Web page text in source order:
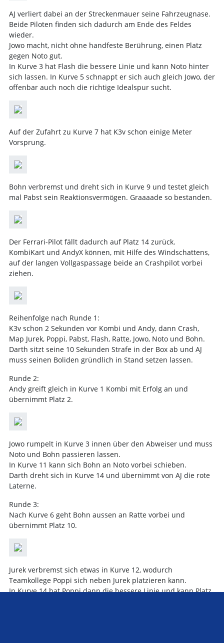
AJ verliert dabei an der Streckenmauer seine Fahrzeugnase.
Beide Piloten finden sich dadurch am Ende des Feldes
wieder.
Jowo macht, nicht ohne handfeste Berührung, einen Platz
gegen Noto gut.
In Kurve 3 hat Flash die bessere Linie und kann Noto hinter
sich lassen. In Kurve 5 schnappt er sich auch gleich Jowo, der
offenbar auch noch die richtige Idealspur sucht.
Auf der Zufahrt zu Kurve 7 hat K3v schon einige Meter
Vorsprung.
Bohn verbremst und dreht sich in Kurve 9 und testet gleich
mal Pabst sein Reaktionsvermögen. Graaaade so bestanden.
Der Ferrari-Pilot fällt dadurch auf Platz 14 zurück.
KombiKart und AndyX können, mit Hilfe des Windschattens,
auf der langen Vollgaspassage beide an Crashpilot vorbei
ziehen.
Reihenfolge nach Runde 1:
K3v schon 2 Sekunden vor Kombi und Andy, dann Crash,
Map Jurek, Poppi, Pabst, Flash, Ratte, Jowo, Noto und Bohn.
Darth sitzt seine 10 Sekunden Strafe in der Box ab und AJ
muss seinen Boliden gründlich in Stand setzen lassen.
Runde 2:
Andy greift gleich in Kurve 1 Kombi mit Erfolg an und
übernimmt Platz 2.
Jowo rumpelt in Kurve 3 innen über den Abweiser und muss
Noto und Bohn passieren lassen.
In Kurve 11 kann sich Bohn an Noto vorbei schieben.
Darth dreht sich in Kurve 14 und übernimmt von AJ die rote
Laterne.
Runde 3:
Nach Kurve 6 geht Bohn aussen an Ratte vorbei und
übernimmt Platz 10.
Jurek verbremst sich etwas in Kurve 12, wodurch
Teamkollege Poppi sich neben Jurek platzieren kann.
In Kurve 14 hat Poppi dann die bessere Linie und kann Platz